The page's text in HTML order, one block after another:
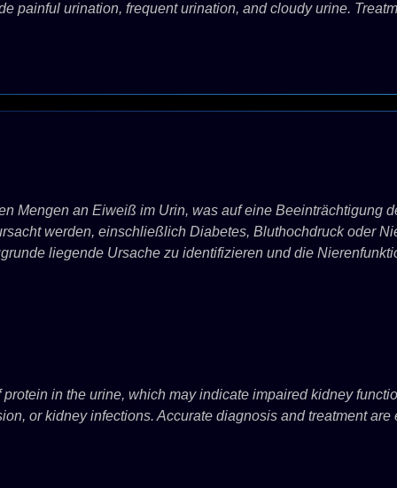
painful urination, frequent urination, and cloudy urine.
Mengen an Eiweiß im Urin, was auf eine Beeinträchtigung
werden, einschließlich Diabetes, Bluthochdruck oder
liegende Ursache zu identifizieren und die
in the urine, which may indicate impaired kidney
or kidney infections. Accurate diagnosis and treatment